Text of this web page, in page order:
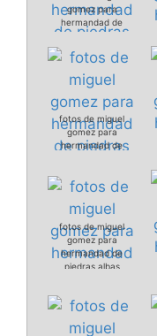
gomez para
hermandad de
piedras albas
fotos de miguel
gomez para
hermandad de
fotos de miguel
gomez para
hermandad de
piedras albas